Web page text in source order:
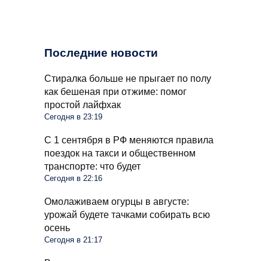
Последние новости
Стиралка больше не прыгает по полу
как бешеная при отжиме: помог
простой лайфхак
Сегодня в 23:19
С 1 сентября в РФ меняются правила
поездок на такси и общественном
транспорте: что будет
Сегодня в 22:16
Омолаживаем огурцы в августе:
урожай будете тачками собирать всю
осень
Сегодня в 21:17